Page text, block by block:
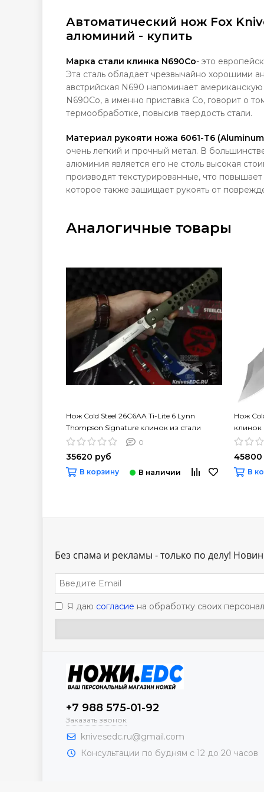
Автоматический нож Fox
алюминий - купить
Марка стали клинка N690Co- это
Эта сталь обладает чрезвычайно хорошими
австрийская N690 напоминает
N690Co, а именно приставка Co, говорит о
термообработке, повысив твердость стали.
Материал рукояти ножа 6061-T6
очень легкий и прочный метал. В
алюминия является его не столь высокая
производят текстурированные, что
которое также защищает рукоять от
Аналогичные товары
Нож Cold Steel 26C6AA Ti-Lite 6 Lynn
Thompson Signature клинок из стали
CPM-S35VN, рукоять G10
0
35620 руб
В корзину
Нож
клинок
45800
В
Без спама и рекламы - только по делу!
Я даю согласие на обработку своих
+7 988 575-01-92
Заказать звонок
knivesedc.ru@gmail.com
Консультации по будням с 12 до 20 часов